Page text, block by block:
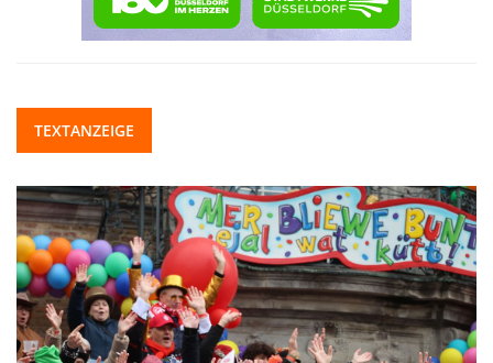
TEXTANZEIGE